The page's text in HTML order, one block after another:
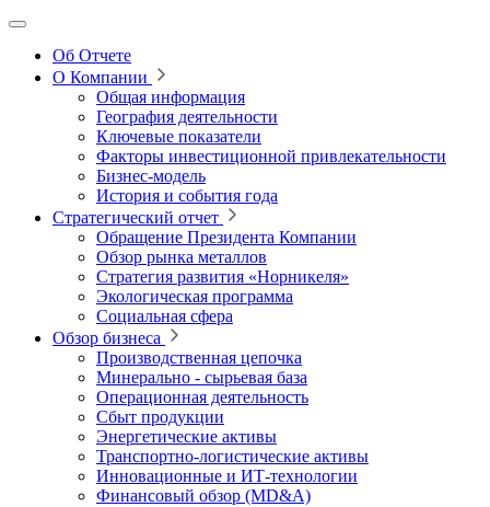
Об Отчете
О Компании
Общая информация
География деятельности
Ключевые показатели
Факторы инвестиционной привлекательности
Бизнес-модель
История и события года
Стратегический отчет
Обращение Президента Компании
Обзор рынка металлов
Стратегия развития «Норникеля»
Экологическая программа
Социальная сфера
Обзор бизнеса
Производственная цепочка
Минерально ‑ сырьевая база
Операционная деятельность
Сбыт продукции
Энергетические активы
Транспортно-логистические активы
Инновационные и ИТ‑технологии
Финансовый обзор (MD&A)